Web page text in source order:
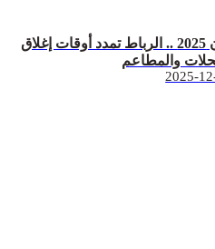
كان 2025 .. الرباط تمدد أوقات إغلاق
والمطاعم
2025-